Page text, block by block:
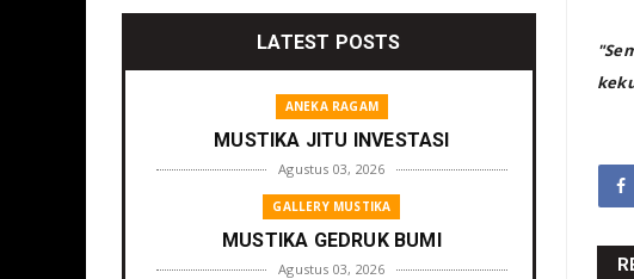
LATEST POSTS
ANEKA RAGAM
MUSTIKA JITU INVESTASI
Agustus 03, 2026
GALLERY MUSTIKA
MUSTIKA GEDRUK BUMI
Agustus 03, 2026